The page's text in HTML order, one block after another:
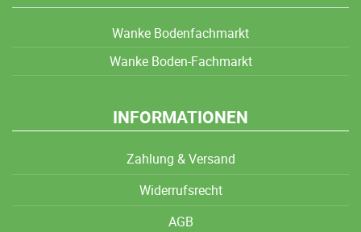
Wanke Bodenfachmarkt
Wanke Boden-Fachmarkt
INFORMATIONEN
Zahlung & Versand
Widerrufsrecht
AGB